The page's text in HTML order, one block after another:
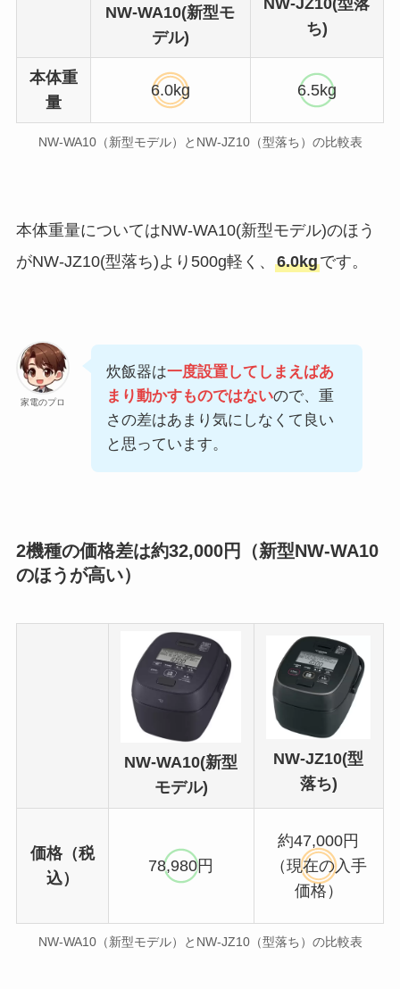
NW-WA10(新型モ
デル)
NW-JZ10(型落
ち)
本体重
量
6.0kg 6.5kg
NW-WA10（新型モデル）とNW-JZ10（型落ち）の比較表
本体重量についてはNW-WA10(新型モデル)のほう
がNW-JZ10(型落ち)より500g軽く、 6.0kgです。
家電のプロ
炊飯器は一度設置してしまえばあ
まり動かすものではないので、重
さの差はあまり気にしなくて良い
と思っています。
2機種の価格差は約32,000円（新型NW-WA10
のほうが高い）
NW-WA10(新型
モデル)
NW-JZ10(型
落ち)
価格（税
込）
78,980円
約47,000円
（現在の入手
価格）
NW-WA10（新型モデル）とNW-JZ10（型落ち）の比較表